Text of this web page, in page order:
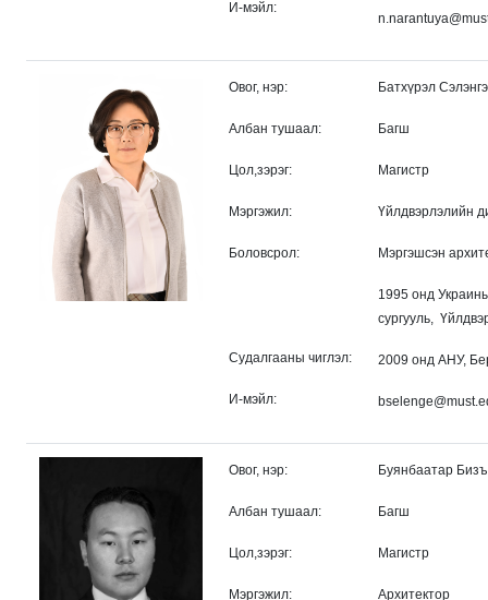
И-мэйл:
Овог, нэр:
Албан тушаал:
Цол,зэрэг:
Мэргэжил:
Боловсрол:
Судалгааны чиглэл:
И-мэйл:
Батхүрэл Сэлэнгэ
Багш
Магистр
Үйлдвэрлэлийн
Мэргэшсэн
1995 онд
сургууль,
2009 онд АНУ,
Овог, нэр:
Албан тушаал:
Цол,зэрэг:
Мэргэжил:
Буянбаатар
Багш
Магистр
Архитектор